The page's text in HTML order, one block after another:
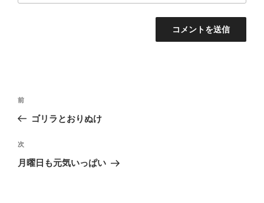
投
ナ
ビ
ゲ
前
の
稿
前
ゴリラとおりぬけ
次
の
次
月曜日も元気いっぱい